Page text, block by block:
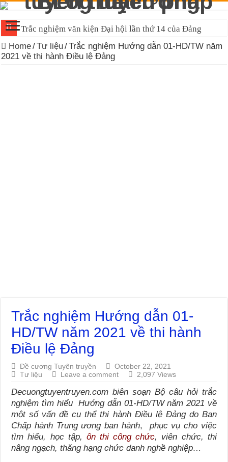
Trắc nghiệm văn kiện Đại hội lần thứ 14 của Đảng
Home/Tư liệu/Trắc nghiệm Hướng dẫn 01-HD/TW năm
2021 về thi hành Điều lệ Đảng
Trắc nghiệm Hướng dẫn 01-
HD/TW năm 2021 về thi hành
Điều lệ Đảng
Đề cương Tuyên truyền
October 22, 2021
Tư liệu
Leave a comment 2,097 Views
Decuongtuyentruyen.com biên soạn Bộ câu hỏi trắc
nghiệm tìm hiểu Hướng dẫn 01-HD/TW năm 2021 về
một số vấn đề cụ thể thi hành Điều lệ Đảng do Ban
Chấp hành Trung ương ban hành, phục vụ cho việc
tìm hiểu, học tập, ôn thi công chức, viên chức, thi
nâng ngạch, thăng hạng chức danh nghề nghiệp…